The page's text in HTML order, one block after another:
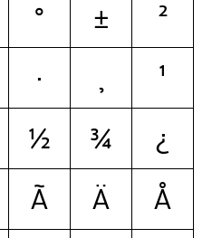
° ±
²
· ¸
¹
½ ¾
¿
Ã Ä
Å